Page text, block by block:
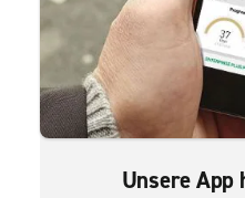
Unsere App